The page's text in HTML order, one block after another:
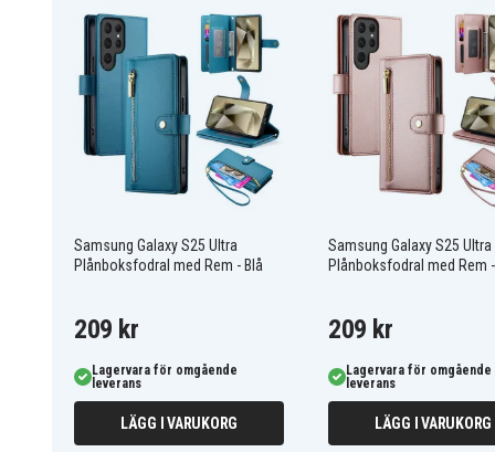
Kompatibel med: Samsung Galaxy S25 Ultra
Artnr 6601126558A
Produkttyp Fodral
Funktioner Kortfack
Material Konstläder
Samsung Galaxy S25 Ultra
Plånboksfodral med Rem - Blå
209 kr
Lagervara för omgående
leverans
LÄGG I VARUKORG
Samsung Galaxy S25 Ultra
Plånboksfodral med Rem
209 kr
Lagervara för omgående
leverans
LÄGG I VARUKORG